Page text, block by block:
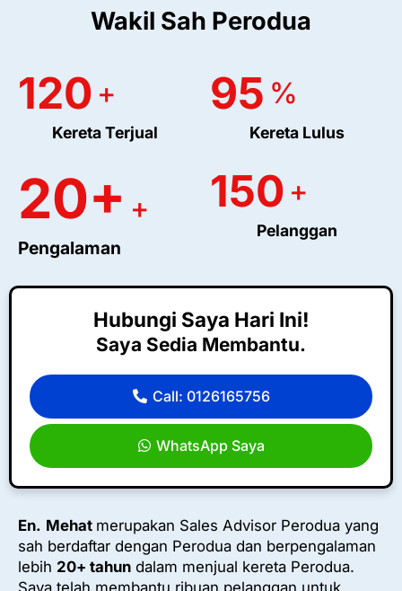
Wakil Sah Perodua
Kereta Terjual
120 +
Kereta Lulus
95 %
20+ +
Pengalaman
Pelanggan
150 +
Hubungi Saya Hari Ini!
Saya Sedia Membantu.
Call: 0126165756
WhatsApp Saya
En. Mehat merupakan Sales Advisor Perodua yang
sah berdaftar dengan Perodua dan berpengalaman
lebih 20+ tahun dalam menjual kereta Perodua.
Saya telah membantu ribuan pelanggan untuk